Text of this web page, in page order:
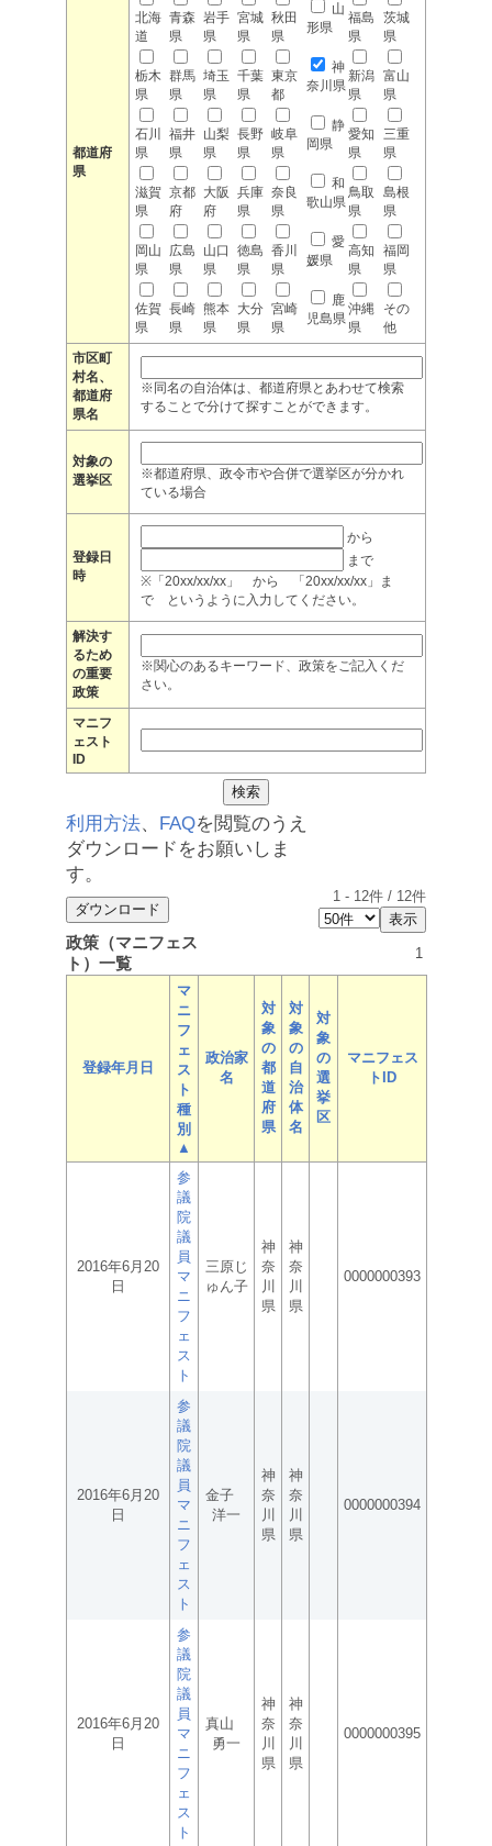
都道府
県
北海
道
青森
県
岩手
県
宮城
県
秋田
県
山
形県
福島
県
茨城
県
栃木
県
群馬
県
埼玉
県
千葉
県
東京
都
神
奈川県
新潟
県
富山
県
石川
県
福井
県
山梨
県
長野
県
岐阜
県
静
岡県
愛知
県
三重
県
滋賀
県
京都
府
大阪
府
兵庫
県
奈良
県
和
歌山県
鳥取
県
島根
県
岡山
県
広島
県
山口
県
徳島
県
香川
県
愛
媛県
高知
県
福岡
県
佐賀
県
長崎
県
熊本
県
大分
県
宮崎
県
鹿
児島県
沖縄
県
その
他
市区町
村名、
都道府
県名
※同名の自治体は、都道府県とあわせて検索
することで分けて探すことができます。
対象の
選挙区
※都道府県、政令市や合併で選挙区が分かれ
ている場合
登録日
時
から
まで
※「20xx/xx/xx」 から 「20xx/xx/xx」ま
で というように入力してください。
解決す
るため
の重要
政策
※関心のあるキーワード、政策をご記入くだ
さい。
マニフ
ェスト
ID
利用方法、 FAQを閲覧のうえ
ダウンロードをお願いしま
す。
1 - 12件 / 12件
政策（マニフェス
ト）一覧
1
登録年月日
マ
ニ
フ
ェ
ス
ト
種
別
▲
政治家
名
対
象
の
都
道
府
県
対
象
の
自
治
体
名
対
象
の
選
挙
区
マニフェス
トID
2016年6月20
日
参
議
院
議
員
マ
ニ
フ
ェ
ス
ト
三原じ
ゅん子
神
奈
川
県
神
奈
川
県
0000000393
2016年6月20
日
参
議
院
議
員
マ
ニ
フ
ェ
ス
ト
金子
洋一
神
奈
川
県
神
奈
川
県
0000000394
2016年6月20
日
参
議
院
議
員
マ
ニ
フ
ェ
ス
ト
真山
勇一
神
奈
川
県
神
奈
川
県
0000000395